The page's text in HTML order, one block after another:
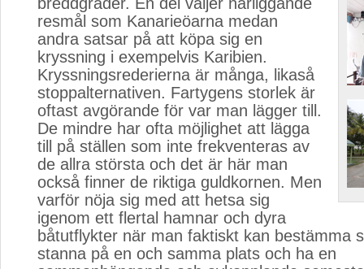
resmål som Kanarieöarna medan
andra satsar på att köpa sig en
kryssning i exempelvis Karibien.
Kryssningsrederierna är många, likaså
stoppalternativen. Fartygens storlek är
oftast avgörande för var man lägger till.
De mindre har ofta möjlighet att lägga
till på ställen som inte frekventeras av
de allra största och det är här man
också finner de riktiga guldkornen. Men
varför nöja sig med att hetsa sig
igenom ett flertal hamnar och dyra
båtutflykter när man faktiskt kan bestämma
stanna på en och samma plats och ha en